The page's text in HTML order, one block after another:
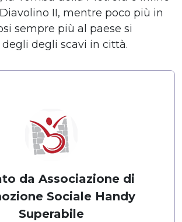
II, mentre poco più in
sempre più al paese si
degli scavi in città.
da Associazione di
Sociale Handy
Superabile